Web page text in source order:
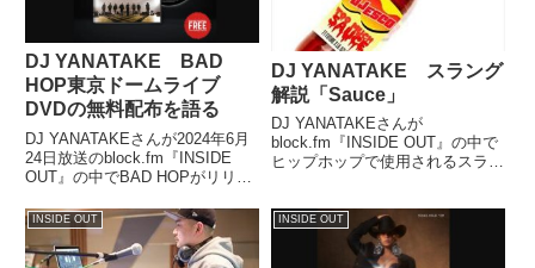
DJ YANATAKE BAD
HOP東京ドームライブ
DVDの無料配布を語る
DJ YANATAKEさんが2024年6月
24日放送のblock.fm『INSIDE
OUT』の中でBAD HOPがリリー
を無料配布したことについて話し
ていました。
DJ YANATAKE スラング
解説「Sauce」
DJ YANATAKEさんが
block.fm『INSIDE OUT』の中で
ヒップホップで使用されるスラン
(@EscoMoeCity) ft @1Future &
INSIDE OUT INSIDE OUT